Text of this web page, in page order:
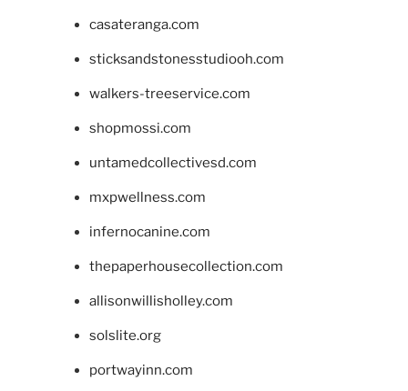
casateranga.com
sticksandstonesstudiooh.com
walkers-treeservice.com
shopmossi.com
untamedcollectivesd.com
mxpwellness.com
infernocanine.com
thepaperhousecollection.com
allisonwillisholley.com
solslite.org
portwayinn.com